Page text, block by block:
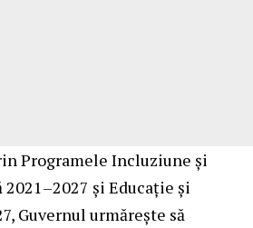
Programele Incluziune și
și Educație și
Guvernul urmărește să